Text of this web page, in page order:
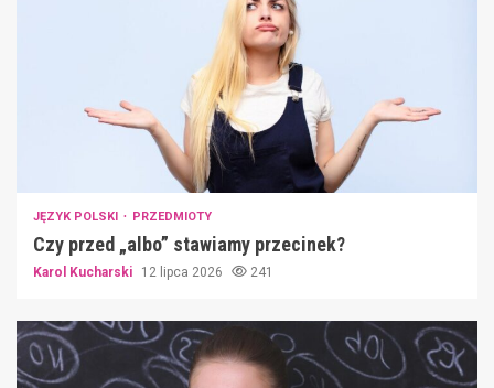
JĘZYK POLSKI PRZEDMIOTY
Czy przed „albo” stawiamy przecinek?
Karol Kucharski 12 lipca 2026 241